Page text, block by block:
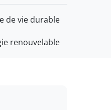
de vie durable
renouvelable